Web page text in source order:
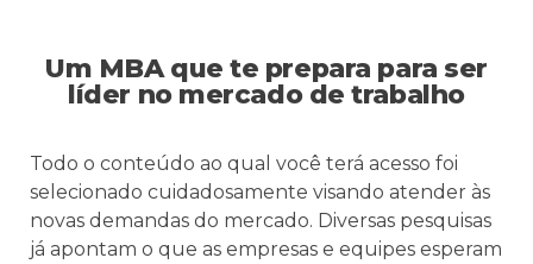
Um MBA que te prepara para ser
líder no mercado de trabalho
Todo o conteúdo ao qual você terá acesso foi
selecionado cuidadosamente visando atender às
novas demandas do mercado. Diversas pesquisas
já apontam o que as empresas e equipes esperam